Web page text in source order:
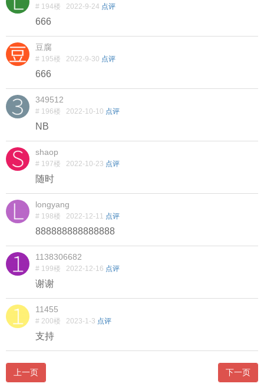
# 194楼 2022-9-24 点评
666
豆腐
# 195楼 2022-9-30 点评
666
349512
# 196楼 2022-10-10 点评
NB
shaop
# 197楼 2022-10-23 点评
随时
longyang
# 198楼 2022-12-11 点评
888888888888888
1138306682
# 199楼 2022-12-16 点评
谢谢
11455
# 200楼 2023-1-3 点评
支持
上一页 下一页